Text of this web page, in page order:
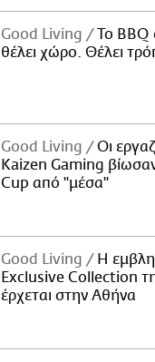
Good Living
Το BBQ
θέλει χώρο. Θέλει
Good Living
Οι
Kaizen Gaming
Cup από "μέσα"
Good Living
Η
Exclusive Collection
έρχεται στην Αθήνα